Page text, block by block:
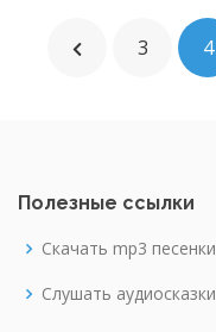
3 4
Полезные ссылки
Скачать mp3 песенки
Слушать аудиосказки